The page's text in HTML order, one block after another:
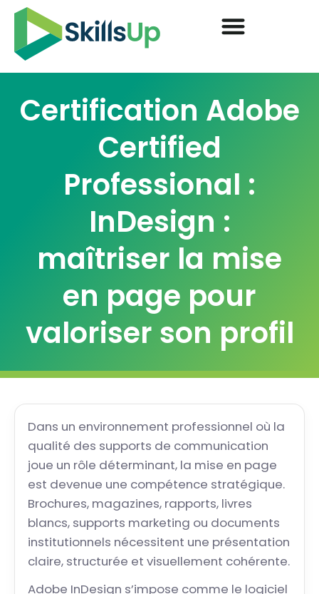
Certification Adobe
Certified
Professional :
InDesign :
maîtriser la mise
en page pour
valoriser son profil
Dans un environnement professionnel où la
qualité des supports de communication
joue un rôle déterminant, la mise en page
est devenue une compétence stratégique.
Brochures, magazines, rapports, livres
blancs, supports marketing ou documents
institutionnels nécessitent une présentation
claire, structurée et visuellement cohérente.
Adobe InDesign s’impose comme le logiciel